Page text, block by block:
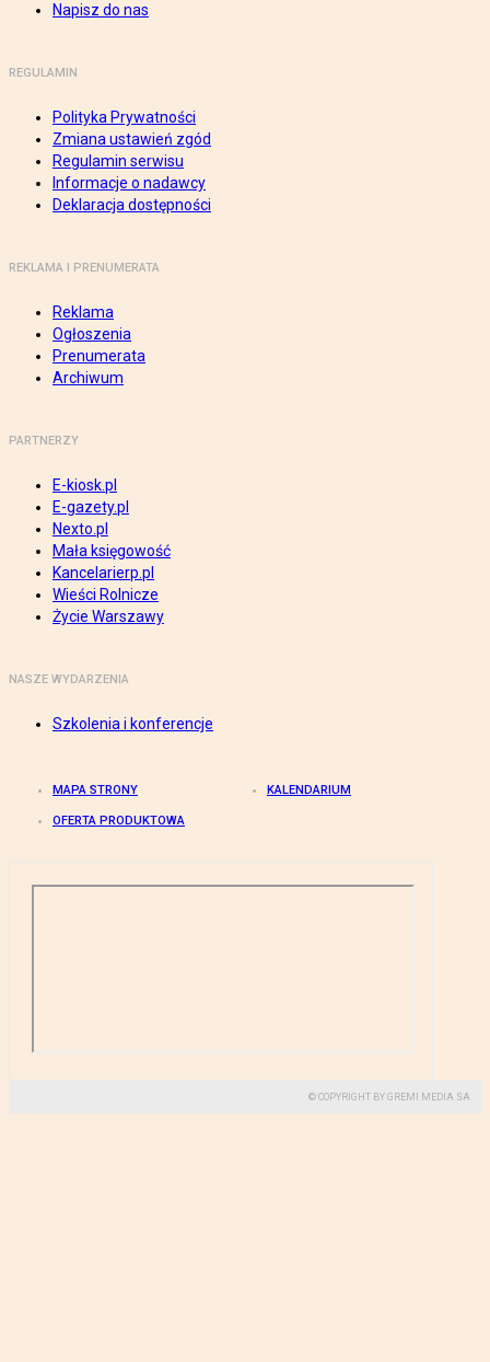
Napisz do nas
REGULAMIN
Polityka Prywatności
Zmiana ustawień zgód
Regulamin serwisu
Informacje o nadawcy
Deklaracja dostępności
REKLAMA I PRENUMERATA
Reklama
Ogłoszenia
Prenumerata
Archiwum
PARTNERZY
E-kiosk.pl
E-gazety.pl
Nexto.pl
Mała księgowość
Kancelarierp.pl
Wieści Rolnicze
Życie Warszawy
NASZE WYDARZENIA
Szkolenia i konferencje
MAPA STRONY KALENDARIUM
OFERTA PRODUKTOWA
© COPYRIGHT BY GREMI MEDIA SA